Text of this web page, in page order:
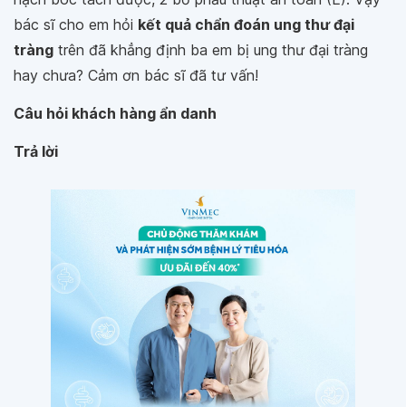
bác sĩ cho em hỏi kết quả chẩn đoán ung thư đại
tràng trên đã khẳng định ba em bị ung thư đại tràng
hay chưa? Cảm ơn bác sĩ đã tư vấn!
Câu hỏi khách hàng ẩn danh
Trả lời